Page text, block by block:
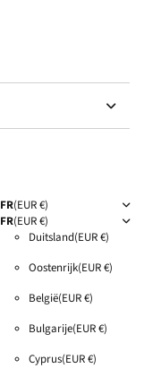
FR(EUR €)
FR(EUR €)
Duitsland(EUR €)
Oostenrijk(EUR €)
België(EUR €)
Bulgarije(EUR €)
Cyprus(EUR €)